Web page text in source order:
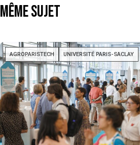
même sujet
AGROPARISTECH UNIVERSITÉ PARIS-SACLAY